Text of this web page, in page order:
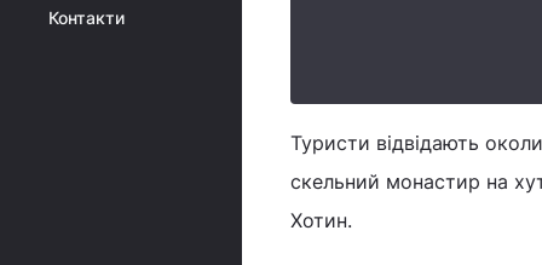
Контакти
Туристи відвідають
скельний монастир на
Хотин.